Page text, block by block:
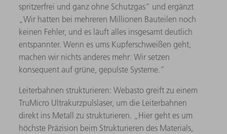
spritzerfrei und ganz ohne Schutzgas“ und ergänzt
„Wir hatten bei mehreren Millionen Bauteilen noch
keinen Fehler, und es läuft alles insgesamt deutlich
entspannter. Wenn es ums Kupferschweißen geht,
machen wir nichts anderes mehr: Wir setzen
konsequent auf grüne, gepulste Systeme.“
Leiterbahnen strukturieren: Webasto greift zu einem
TruMicro Ultrakurzpulslaser, um die Leiterbahnen
direkt ins Metall zu strukturieren. „Hier geht es um
höchste Präzision beim Strukturieren des Materials,